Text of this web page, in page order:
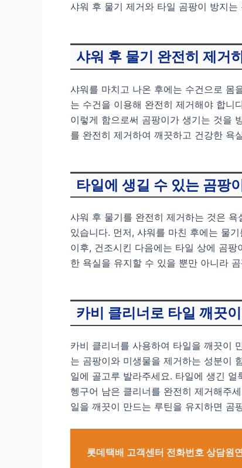
샤워 후 물기 제거와 타일 곰팡이 방지
샤워 후 물기 완전히 제거
샤워를 마치고 나온 후에는 수건으로 몸
는 수건을 이용해 완전히 제거해야 합니
이렇게 함으로써 곰팡이가 생기는 것을
를 완전히 제거하여 깨끗하고 건강한 욕
타일에 생길 수 있는 곰팡
샤워 후 물기를 완전히 제거하는 것은
있습니다. 먼저, 샤워를 마친 후에는 물
이후, 건조시킨 다음에는 타일 상에 곰
한 욕실을 유지할 수 있을 뿐만 아니라
카비 클리너로 타일 깨끗이
카비 클리너를 사용하여 타일을 깨끗이
는 곰팡이와 미생물을 제거하는 성분이
일에 골고루 발라주세요. 타일에 생긴
헹구어 남은 클리너를 완전히 제거해주
일을 깨끗이 만드는 루틴을 유지하면 곰
롯데택배 고객센터 전화번호 상담원